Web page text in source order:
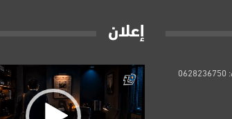
إعلان
مشغل
الفيديو